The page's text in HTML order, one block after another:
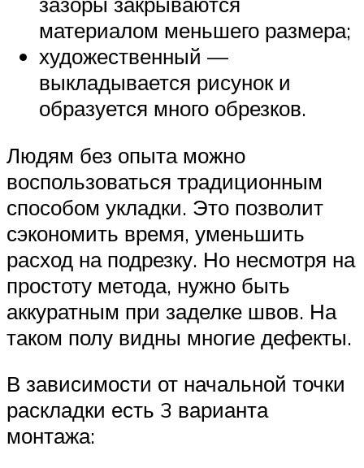
материалом меньшего размера;
художественный —
выкладывается рисунок и
образуется много обрезков.
Людям без опыта можно
воспользоваться традиционным
способом укладки. Это позволит
сэкономить время, уменьшить
расход на подрезку. Но несмотря на
простоту метода, нужно быть
аккуратным при заделке швов. На
таком полу видны многие дефекты.
В зависимости от начальной точки
раскладки есть 3 варианта
монтажа: